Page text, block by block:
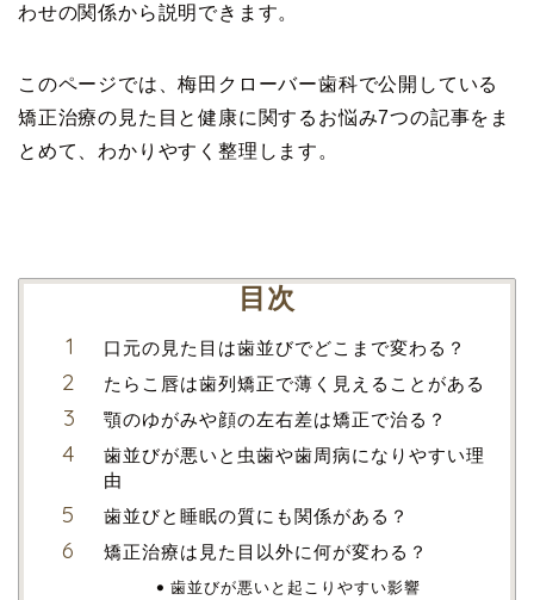
わせの関係から説明できます。
このページでは、梅田クローバー歯科で公開している
矯正治療の見た目と健康に関するお悩み7つの記事をま
とめて、わかりやすく整理します。
目次
口元の見た目は歯並びでどこまで変わる？
たらこ唇は歯列矯正で薄く見えることがある
顎のゆがみや顔の左右差は矯正で治る？
歯並びが悪いと虫歯や歯周病になりやすい理
由
歯並びと睡眠の質にも関係がある？
矯正治療は見た目以外に何が変わる？
歯並びが悪いと起こりやすい影響